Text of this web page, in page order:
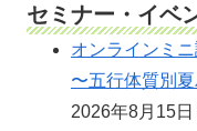
セミナー・イベ
オンラインミ
〜五行体質別
2026年8月15日